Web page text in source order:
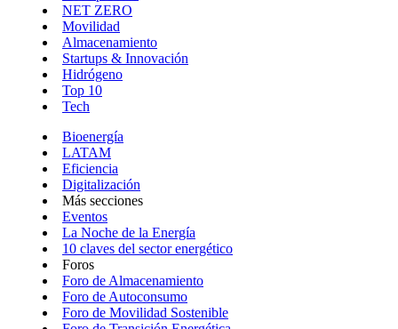
NET ZERO
Movilidad
Almacenamiento
Startups & Innovación
Hidrógeno
Top 10
Tech
Bioenergía
LATAM
Eficiencia
Digitalización
Más secciones
Eventos
La Noche de la Energía
10 claves del sector energético
Foros
Foro de Almacenamiento
Foro de Autoconsumo
Foro de Movilidad Sostenible